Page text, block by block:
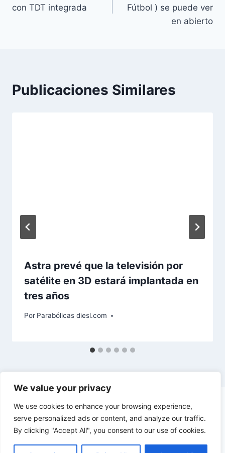
We value your privacy
We use cookies to enhance your browsing experience,
serve personalized ads or content, and analyze our traffic.
By clicking "Accept All", you consent to our use of cookies.
con TDT integrada
Fútbol ) se puede ver
en abierto
Publicaciones Similares
Astra prevé que la televisión por
satélite en 3D estará implantada en
tres años
Por Parabólicas diesl.com
© 2026 diesl.com - Tema para WordPress por
Kadence WP